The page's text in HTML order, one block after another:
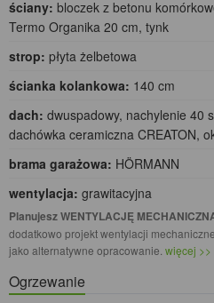
ściany: bloczek z betonu
Termo Organika 20 cm, tynk
strop: płyta żelbetowa
ścianka kolankowa: 140 cm
dach: dwuspadowy, nachylenie 40
dachówka ceramiczna CREATON,
brama garażowa: HÖRMANN
wentylacja: grawitacyjna
Planujesz WENTYLACJĘ
dodatkowo projekt wentylacji
jako alternatywne opracowanie. więcej >>
Ogrzewanie